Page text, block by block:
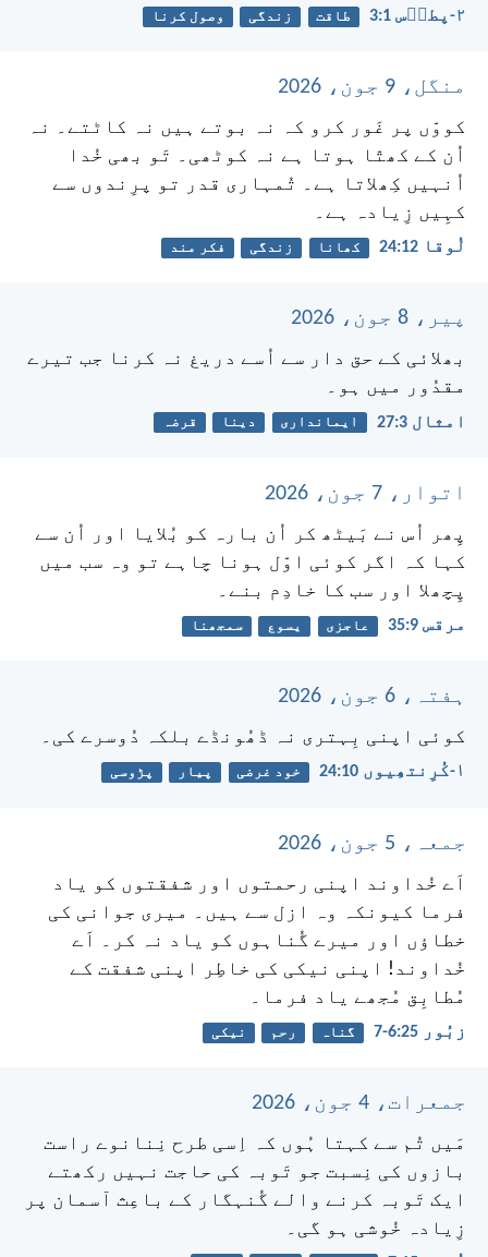
۲-پطرؔس 1:‏3 طاقت زندگی وصول کرنا
منگل، 9 جون، 2026
کووّں پر غَور کرو کہ نہ بوتے ہیں نہ کاٹتے۔ نہ
اُن کے کھتّا ہوتا ہے نہ کوٹھی۔ تَو بھی خُدا
اُنہیں کِھلاتا ہے۔ تُمہاری قدر تو پرِندوں سے
کہِیں زِیادہ ہے۔
لُوقا 12:‏24 کھانا زندگی فکر مند
پیر، 8 جون، 2026
بھلائی کے حق دار سے اُسے دریغ نہ کرنا جب تیرے
مقدُور میں ہو۔
امثال 3:‏27 ایمانداری دینا قرضہ
اتوار، 7 جون، 2026
پِھر اُس نے بَیٹھ کر اُن بارہ کو بُلایا اور اُن سے
کہا کہ اگر کوئی اوّل ہونا چاہے تو وہ سب میں
پِچھلا اور سب کا خادِم بنے۔
مرقس 9:‏35 عاجزی یسوع سمجھنا
ہفتہ، 6 جون، 2026
کوئی اپنی بِہتری نہ ڈھُونڈے بلکہ دُوسرے کی۔
۱-کُرِنتھِیوں 10:‏24 خود غرضی پیار پڑوسی
جمعہ، 5 جون، 2026
اَے خُداوند اپنی رحمتوں اور شفقتوں کو یاد
فرما کیونکہ وہ ازل سے ہیں۔ میری جوانی کی
خطاؤں اور میرے گُناہوں کو یاد نہ کر۔
اَے
خُداوند! اپنی نیکی کی خاطِر
اپنی شفقت کے
مُطابِق مُجھے یاد فرما۔
زبُور 25:‏6-‏7 گناہ رحم نیکی
جمعرات، 4 جون، 2026
مَیں تُم سے کہتا ہُوں کہ اِسی طرح نِنانوے راست
بازوں کی نِسبت جو تَوبہ کی حاجت نہیں رکھتے
ایک تَوبہ کرنے والے گُنہگار کے باعِث آسمان پر
زِیادہ خُوشی ہو گی۔